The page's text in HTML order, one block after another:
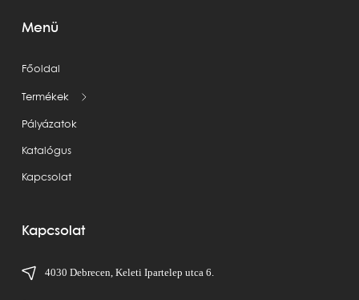
Menü
Főoldal
Termékek
Pályázatok
Katalógus
Kapcsolat
Kapcsolat
4030 Debrecen, Keleti Ipartelep utca 6.